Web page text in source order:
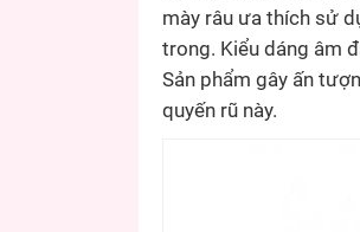
mày râu ưa thích sử
trong. Kiểu dáng âm
Sản phẩm gây ấn
quyến rũ này.